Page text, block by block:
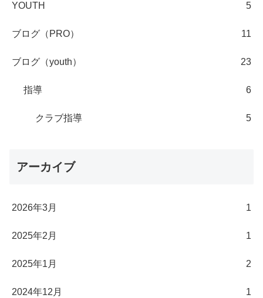
YOUTH 5
ブログ（PRO） 11
ブログ（youth） 23
指導 6
クラブ指導 5
アーカイブ
2026年3月 1
2025年2月 1
2025年1月 2
2024年12月 1